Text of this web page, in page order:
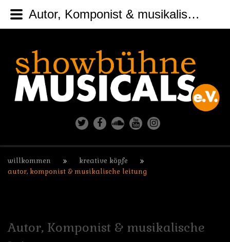
willkommen
kreative köpfe
autor, komponist & musikalische leitung
Autor, Komponist & musikalische
Autor, Komponist & musikalische Leitung